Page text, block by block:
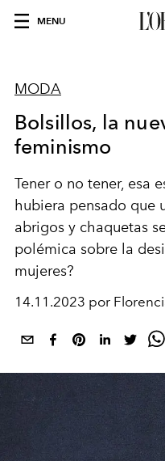
MENU
MODA
Bolsillos, la
feminismo
Tener o no tener, esa
hubiera pensado que
abrigos y chaquetas
polémica sobre la
mujeres?
14.11.2023 por